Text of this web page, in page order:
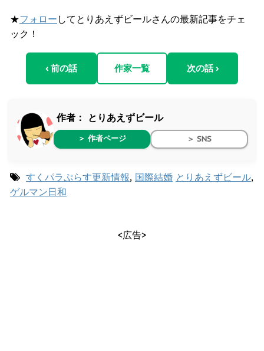
★フォロー してとりあえずビールさんの最新記事をチェ
ック！
‹ 前の話 作家一覧 次の話 ›
作者： とりあえずビール
＞ 作者ページ ＞ SNS
すくパラぷらす更新情報, 国際結婚 とりあえずビール,
ゲルマン日和
<広告>